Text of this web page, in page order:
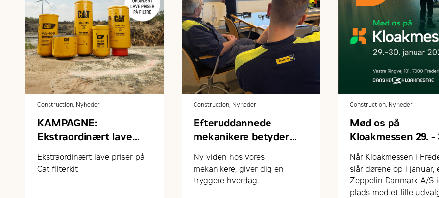
Construction, Nyheder
KAMPAGNE:
Ekstraordinært lave
priser på Cat filterkits +
stærke priser på andre
Ekstraordinært lave priser på
Cat filterkit
Construction, Nyheder
Efteruddannede
mekanikere betyder
som kunde
Ny viden hos vores
mekanikere, giver dig en
tryggere hverdag.
Construction, Nyheder
Mød os på
Kloakmessen 29. -
januar 2026
Når Kloakmessen i
slår dørene op i januar,
Zeppelin Danmark A/S
plads med et lille